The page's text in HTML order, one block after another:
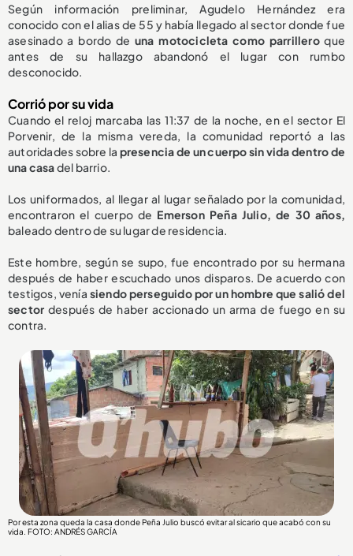
Según información preliminar, Agudelo Hernández era
conocido con el alias de 55 y había llegado al sector donde fue
asesinado a bordo deuna motocicleta como parrilleroque
antes de su hallazgo abandonó el lugar con rumbo
desconocido.
Corrió por su vida
Cuando el reloj marcaba las 11:37 de la noche, en el sector El
Porvenir, de la misma vereda, la comunidad reportó a las
autoridades sobre la presencia de un cuerpo sin vida dentro de
una casadel barrio.
Los uniformados, al llegar al lugar señalado por la comunidad,
encontraron el cuerpo de Emerson Peña Julio, de 30 años,
baleado dentro de su lugar de residencia.
Este hombre, según se supo, fue encontrado por su hermana
después de haber escuchado unos disparos. De acuerdo con
testigos, venía siendo perseguido por un hombre que salió del
sector después de haber accionado un arma de fuego en su
contra.
Por esta zona queda la casa donde Peña Julio buscó evitar al sicario que acabó con su
vida. FOTO: ANDRÉS GARCÍA